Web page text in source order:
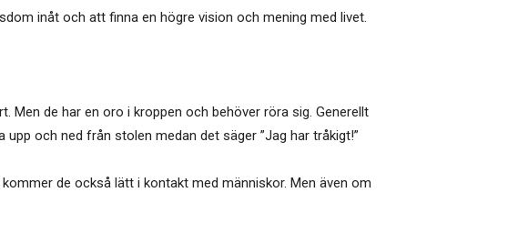
inåt och att finna en högre vision och mening med livet.
Men de har en oro i kroppen och behöver röra sig. Generellt
och ned från stolen medan det säger ”Jag har tråkigt!”
de också lätt i kontakt med människor. Men även om